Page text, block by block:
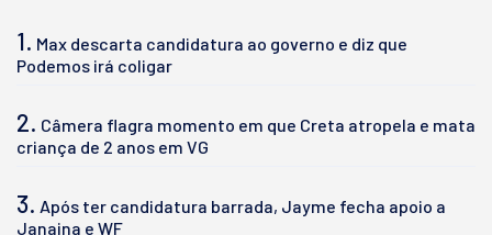
1. Max descarta candidatura ao governo e diz que
Podemos irá coligar
2. Câmera flagra momento em que Creta atropela e mata
criança de 2 anos em VG
3. Após ter candidatura barrada, Jayme fecha apoio a
Janaina e WF